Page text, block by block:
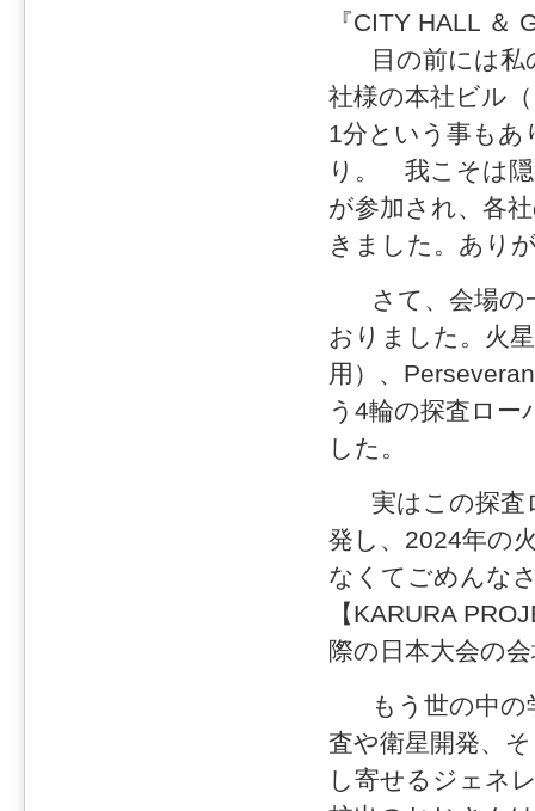
『CITY HALL ＆
目の前には私
社様の本社ビル
1分という事もあ
り。 我こそは隠
が参加され、各
きました。あり
さて、会場の
おりました。火
用）、
う4輪の探査ロ
した。
実はこの探査
発し、2024年の
なくてごめんな
【KARURA
際の日本大会の
もう世の中の
査や衛星開発、
し寄せるジェネ